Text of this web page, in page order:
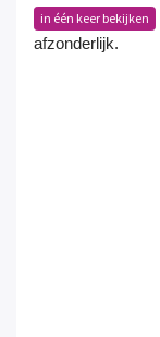
in één keer bekijken
afzonderlijk.